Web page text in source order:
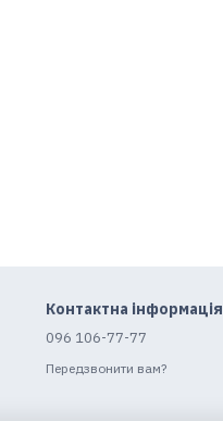
Контактна інформація
096 106-77-77
Передзвонити вам?